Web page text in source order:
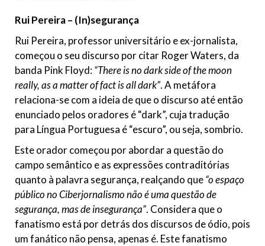
Rui Pereira – (In)segurança
Rui Pereira, professor universitário e ex-jornalista,
começou o seu discurso por citar Roger Waters, da
banda Pink Floyd:“There is no dark side of the moon
really, as a matter of fact is all dark”. A metáfora
relaciona-se com a ideia de que o discurso até então
enunciado pelos oradores é “dark”, cuja tradução
para Língua Portuguesa é “escuro”, ou seja, sombrio.
Este orador começou por abordar a questão do
campo semântico e as expressões contraditórias
quanto à palavra segurança, realçando que“o espaço
público no Ciberjornalismo não é uma questão de
segurança, mas de insegurança”. Considera que o
fanatismo está por detrás dos discursos de ódio, pois
um fanático não pensa, apenas é. Este fanatismo